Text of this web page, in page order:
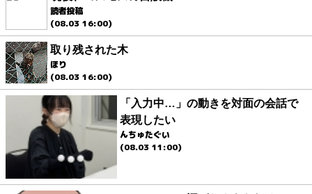
読者投稿
(08.03 16:00)
取り残された木
ほり
(08.03 16:00)
「入力中…」の動きを対面の会話で
表現したい
んちゅたぐい
(08.03 11:00)